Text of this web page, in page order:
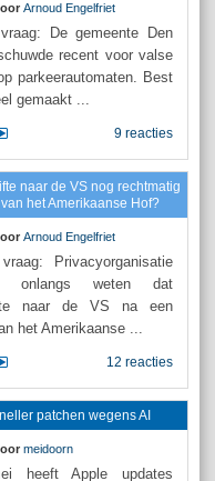
Arnoud Engelfriet
De gemeente Den
recent voor valse
parkeerautomaten. Best
gemaakt ...
9 reacties
naar de VS nog rechtmatig
het Amerikaanse Hof?
Arnoud Engelfriet
Privacyorganisatie
onlangs weten dat
naar de VS na een
het Amerikaanse ...
12 reacties
patchen wegens AI
meidoorn
heeft Apple updates